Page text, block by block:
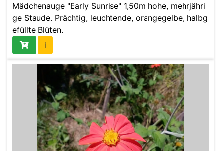
Mädchenauge "Early Sunrise" 1,50m hohe, mehrjähri
ge Staude. Prächtig, leuchtende, orangegelbe, halbg
efüllte Blüten.
i